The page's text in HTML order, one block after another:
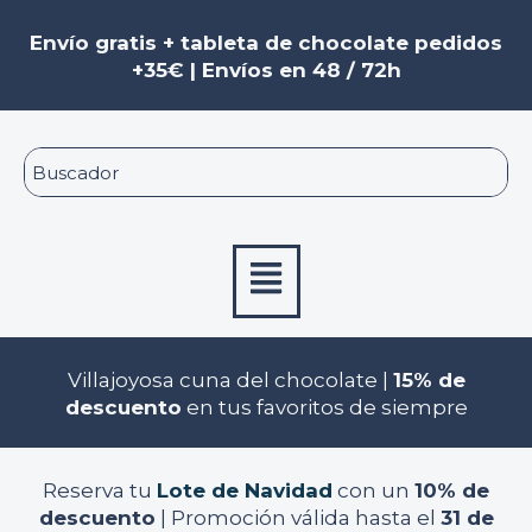
Envío gratis + tableta de chocolate pedidos
+35€ | Envíos en 48 / 72h
Menú
Villajoyosa cuna del chocolate | 15% de
descuento en tus favoritos de siempre
Reserva tu Lote de Navidad con un 10% de
descuento | Promoción válida hasta el 31 de